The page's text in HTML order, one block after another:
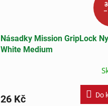
Násadky Mission GripLock
White Medium
26 Kč Do